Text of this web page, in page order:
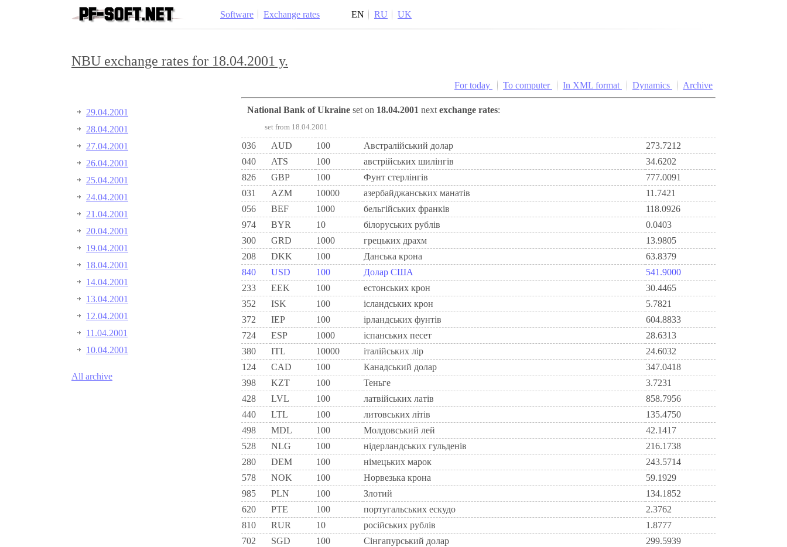
Software Exchange rates EN RU UK
NBU exchange rates for 18.04.2001 y.
29.04.2001
28.04.2001
27.04.2001
26.04.2001
25.04.2001
24.04.2001
21.04.2001
20.04.2001
19.04.2001
18.04.2001
14.04.2001
13.04.2001
12.04.2001
11.04.2001
10.04.2001
All archive
For today To computer In XML format Dynamics Archive
National Bank of Ukraine set on 18.04.2001 next exchange rates:
set from 18.04.2001
036 AUD 100 Австралійський долар
273.7212
040
ATS 100 австрiйських шилiнгiв
34.6202
826
GBP 100 Фунт стерлінгів
777.0091
031
AZM 10000 азербайджанських манатів
11.7421
056
BEF 1000 бельгiйських франкiв
118.0926
974
BYR 10 білоруських рублів
0.0403
300
GRD 1000 грецьких драхм
13.9805
208
DKK 100 Данська крона
63.8379
840
USD 100 Долар США
541.9000
233
EEK 100 естонських крон
30.4465
352
ISK 100 ісландських крон
5.7821
372
IEP 100 iрландських фунтiв
604.8833
724
ESP 1000 iспанських песет
28.6313
380
ITL 10000 iталiйських лiр
24.6032
124
CAD 100 Канадський долар
347.0418
398
KZT 100 Теньге
3.7231
428
LVL 100 латвійських латів
858.7956
440
LTL 100 литовських літів
135.4750
498
MDL 100 Молдовський лей
42.1417
528
NLG 100 нiдерландських гульденiв
216.1738
280
DEM 100 нiмецьких марок
243.5714
578
NOK 100 Норвезька крона
59.1929
985
PLN 100 Злотий
134.1852
620
PTE 100 португальських ескудо
2.3762
810
RUR 10 росiйських рублiв
1.8777
702
SGD 100 Сінгапурський долар
299.5939